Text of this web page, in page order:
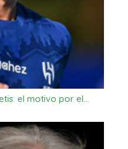
el motivo por el…